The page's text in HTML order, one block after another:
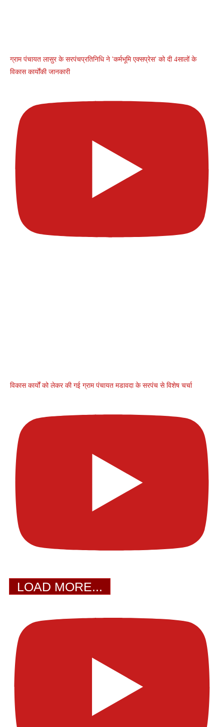
ग्राम पंचायत लासुर के सरपंचप्रतिनिधि ने 'कर्मभूमि एक्सप्रेस' को दी 4सालों के
विकास कार्योंकी जानकारी
विकास कार्यों को लेकर की गई ग्राम पंचायत मडावदा के सरपंच से विशेष चर्चा
LOAD MORE...